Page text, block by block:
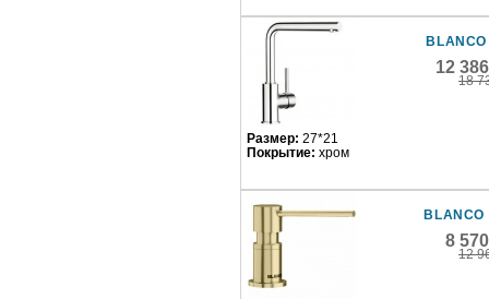
12
18
Размер: 27*21
Покрытие: хром
BLANCO
8
12